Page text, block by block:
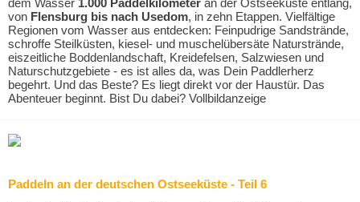
dem Wasser 1.000 Paddelkilometer an der Ostseeküste entlang,
von Flensburg bis nach Usedom, in zehn Etappen. Vielfältige
Regionen vom Wasser aus entdecken: Feinpudrige Sandstrände,
schroffe Steilküsten, kiesel- und muschelübersäte Naturstrände,
eiszeitliche Boddenlandschaft, Kreidefelsen, Salzwiesen und
Naturschutzgebiete - es ist alles da, was Dein Paddlerherz
begehrt. Und das Beste? Es liegt direkt vor der Haustür. Das
Abenteuer beginnt. Bist Du dabei? Vollbildanzeige
Paddeln an der deutschen Ostseeküste - Teil 6